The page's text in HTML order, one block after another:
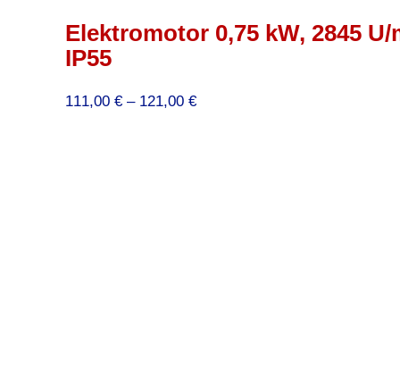
Elektromotor 0,75 kW, 2845 U/
IP55
111,00 € – 121,00 €Preisspanne: